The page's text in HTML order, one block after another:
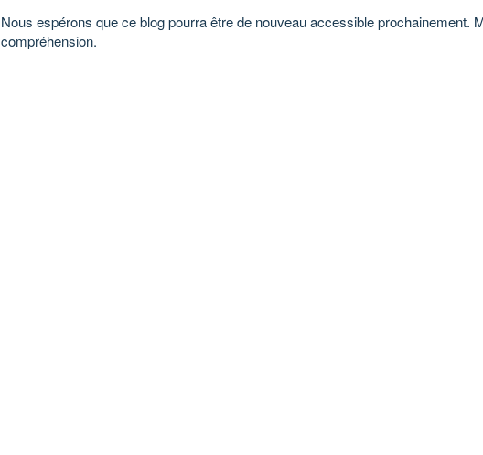
Nous espérons que ce blog pourra être de nouveau accessible prochainement.
compréhension.